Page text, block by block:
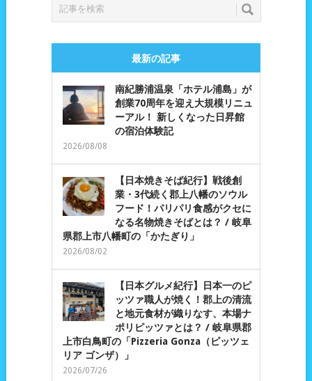
最新の記事
南紀勝浦温泉「ホテル浦島」が
創業70周年を迎え大規模リニュ
ーアル！ 新しくなった日昇館
の宿泊体験記
2026/08/08
【日本焼きそば紀行】戦後創
業・3代続く郡上八幡のソウル
フード！パリパリ食感がクセに
なる名物焼きそばとは？ / 岐阜
県郡上市八幡町の「かたぎり」
2026/08/02
【日本グルメ紀行】日本一のピ
ッツァ職人が焼く！郡上の清流
と地元食材が織りなす、本場ナ
ポリピッツァとは？ / 岐阜県郡
上市白鳥町の「Pizzeria Gonza（ピッツェ
リア ゴンザ）」
2026/07/26